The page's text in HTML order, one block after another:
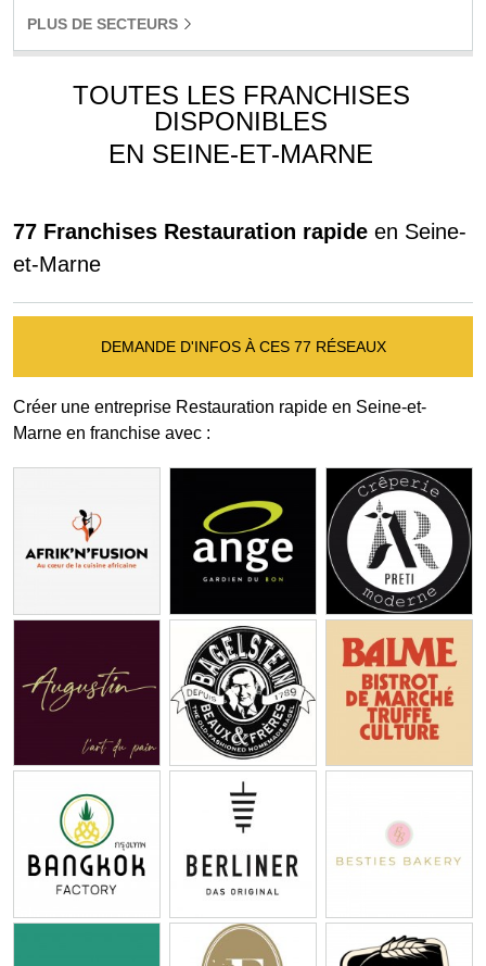
PLUS DE SECTEURS
TOUTES LES FRANCHISES
DISPONIBLES
EN SEINE-ET-MARNE
77 Franchises Restauration rapide en Seine-
et-Marne
DEMANDE D'INFOS À CES 77 RÉSEAUX
Créer une entreprise Restauration rapide en Seine-et-
Marne en franchise avec :